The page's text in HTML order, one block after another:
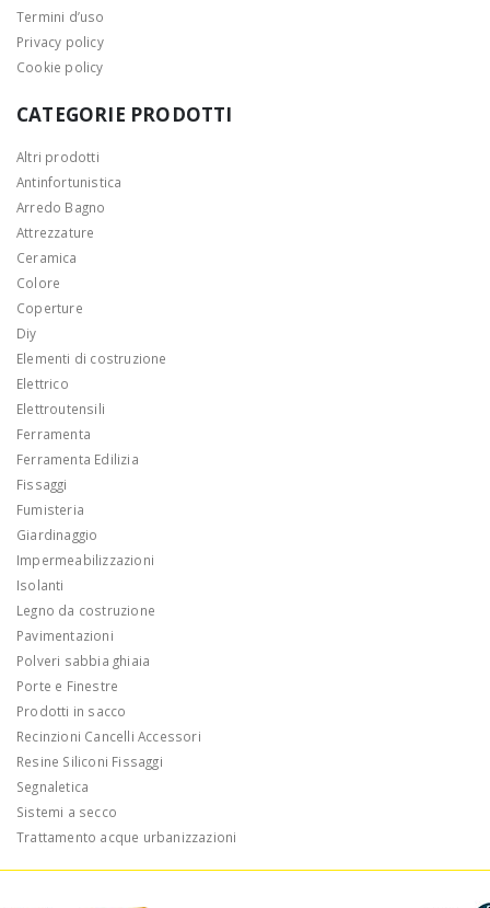
Termini d’uso
Privacy policy
Cookie policy
CATEGORIE PRODOTTI
Altri prodotti
Antinfortunistica
Arredo Bagno
Attrezzature
Ceramica
Colore
Coperture
Diy
Elementi di costruzione
Elettrico
Elettroutensili
Ferramenta
Ferramenta Edilizia
Fissaggi
Fumisteria
Giardinaggio
Impermeabilizzazioni
Isolanti
Legno da costruzione
Pavimentazioni
Polveri sabbia ghiaia
Porte e Finestre
Prodotti in sacco
Recinzioni Cancelli Accessori
Resine Siliconi Fissaggi
Segnaletica
Sistemi a secco
Trattamento acque urbanizzazioni